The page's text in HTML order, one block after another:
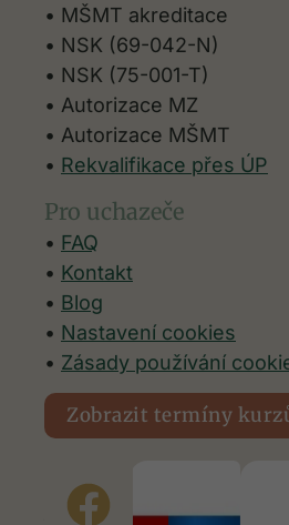
• MŠMT akreditace
• NSK (69-042-N)
• NSK (75-001-T)
• Autorizace MZ
• Autorizace MŠMT
• Rekvalifikace přes ÚP
Pro uchazeče
• FAQ
• Kontakt
• Blog
• Nastavení cookies
• Zásady používání
Zobrazit termíny
jste nás